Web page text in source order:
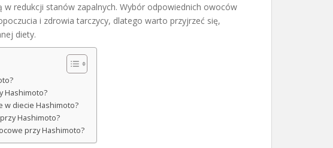
redukcji stanów zapalnych. Wybór odpowiednich owoców
i zdrowia tarczycy, dlatego warto przyjrzeć się,
diety.
Hashimoto?
w diecie Hashimoto?
Hashimoto?
przy Hashimoto?